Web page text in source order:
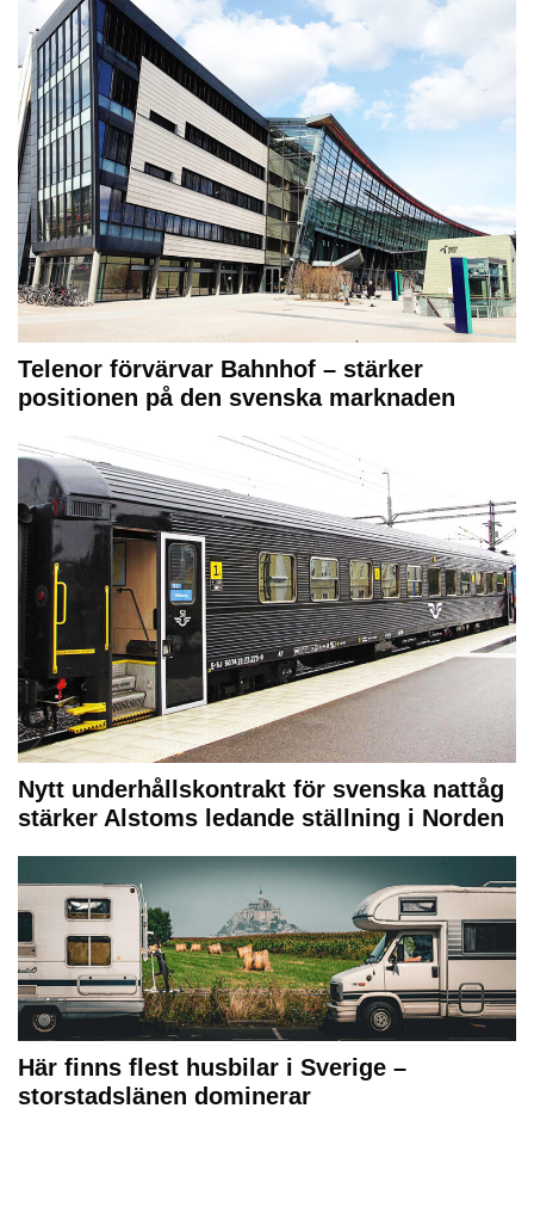
Telenor förvärvar Bahnhof – stärker
positionen på den svenska marknaden
Nytt underhållskontrakt för svenska nattåg
stärker Alstoms ledande ställning i Norden
Här finns flest husbilar i Sverige –
storstadslänen dominerar